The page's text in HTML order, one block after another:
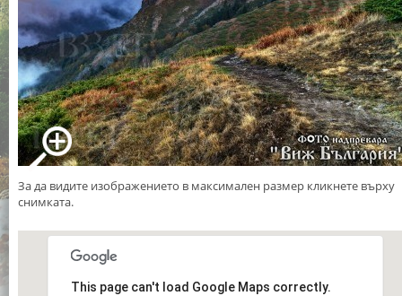
За да видите изображението в максимален размер кликнете върху
снимката.
This page can't load Google Maps correctly.